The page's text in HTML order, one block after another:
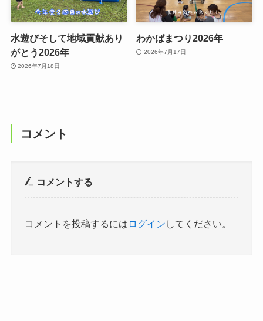
水遊びそして地域貢献あり
がとう2026年
2026年7月18日
わかばまつり2026年
2026年7月17日
コメント
コメントする
コメントを投稿するには ログイン してください。